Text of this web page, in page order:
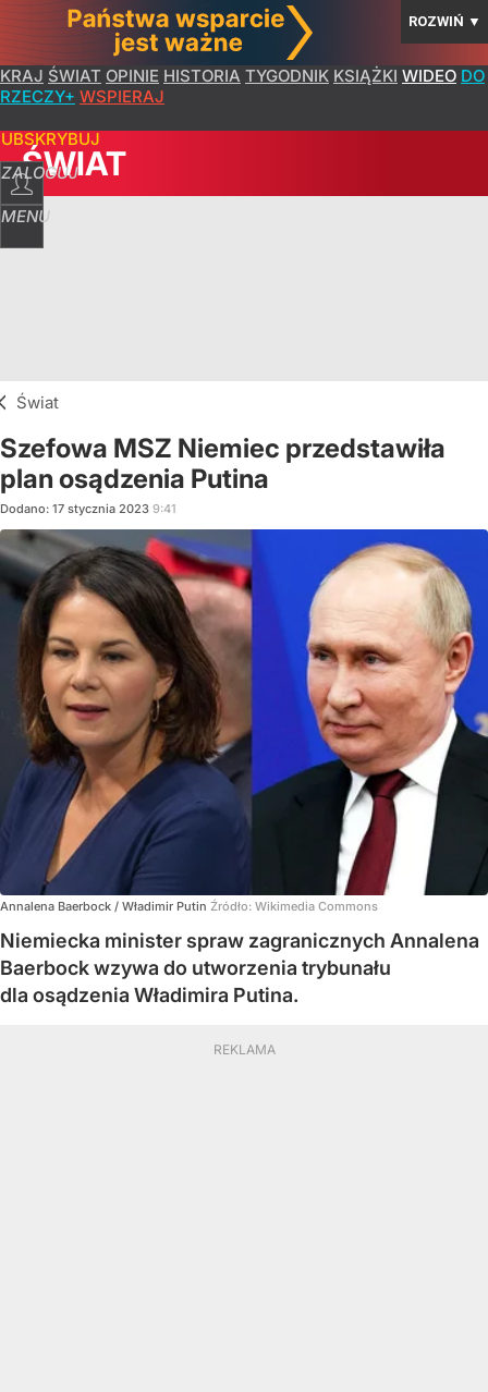
ROZWIŃ ▼
KRAJ ŚWIAT OPINIE HISTORIA TYGODNIK KSIĄŻKI WIDEO DO
RZECZY+ WSPIERAJ
ZALOGUJ
MENU
ŚWIAT
Świat
Szefowa MSZ Niemiec przedstawiła
plan osądzenia Putina
Dodano: 17 stycznia 2023 9:41
Annalena Baerbock / Władimir Putin Źródło: Wikimedia Commons
Niemiecka minister spraw zagranicznych Annalena
Baerbock wzywa do utworzenia trybunału
dla osądzenia Władimira Putina.